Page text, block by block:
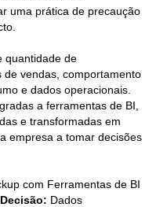
uma prática de precaução
quantidade de
de vendas, comportamento
e dados operacionais.
a ferramentas de BI,
e transformadas em
empresa a tomar decisões
com Ferramentas de BI
Dados